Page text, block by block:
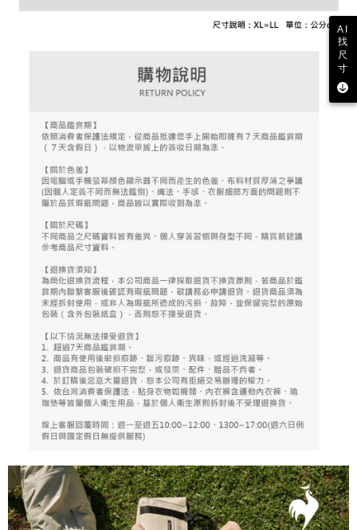
って提供され、ユーザーが取引時に本サービスを通じて商品やサービスを
購入できるようにし、店舗が売買／分割払い売買の債権を当社に譲渡した
情報（名前、電話または住所を含む）を台湾大哥大に提供し、収集、処理
および利用するために、当社があなた本人と分割請求書に必要な情報の確
3. 完全なユーザーサービス規約については、以下のリンクを参照してくだ
さい：https://oppay.tw/userRule
お支払期限は、ショップが請求した期日と、AFTEEで延長できる日数をも
約商品や商品到着日が比較的遅い商品）。そのため、商品到着の有無に関
わらず、AFTEEで指定された期限内にお支払いください。
1.初回 AFTEEを ご利用の際に、認証結果及び当社の審査の結果に基づ
き、限度額が設定されます。
2.決済金額は最低NT$20です。
3.現在、台湾の会員のみご利用いただけます。
三、利用規約「AFTEE代金後払い」（以下当サービスという）はネットプ
ロテクションズ（以下 AFTEE という）が提供し、AFTEEが代金を徴収し
ます。当サービスご利用の際に提供しなければならない個人情報（注文者
の氏名、電話番号、受取人の氏名、電話番号、受取人住所を含むがこれに
限らない）は、AFTEEに渡され当サービスで必要な範囲内で利用されま
す。AFTEEの個人情報の収集、処理、利用について、詳細はAFTEE公式ホ
ームページの『個人情報の収集、処理及び利用に関する声明』をご参照く
ださい（https://aftee.tw/privacypolicy/）。
ります。支払い期限を過ぎた場合、その金額に基づいて年利20%の遅延滞
納金が加算されます。未成年の利用者は、事前に法定代理人または後見人
の同意を得ればAFTEEをご利用いただけます。
個人情報の処理、利用について疑問がある、または関連する法律の権利を
行使したい場合は、ネットプロテクションズcs_tw@netprotections.co.jp
にご連絡ください。上記に示した個人情報を、必要な購入注文書とあわせ
てAFTEEにご提供いただく、またはAFTEEにあなたの個人情報の収集、処
択しないでください。
付款後7-11取貨
送料無料
送料無料
離島宅配
送料無料
AI
找
尺
寸